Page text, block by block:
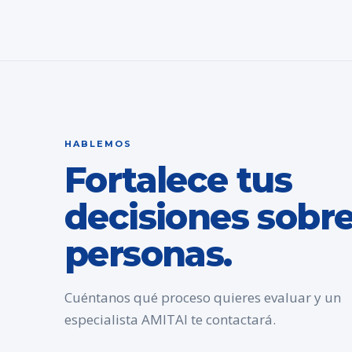
HABLEMOS
Fortalece tus
decisiones
personas.
Cuéntanos qué proceso quieres evaluar y un
especialista AMITAI te contactará.